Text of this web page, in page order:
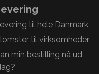
til hele Danmark
til virksomheder
min bestilling nå ud